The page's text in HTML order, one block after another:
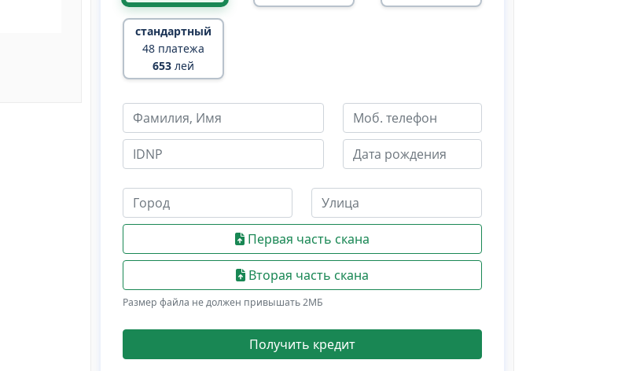
стандартный
48 платежа
653 лей
Первая часть скана
Вторая часть скана
Размер файла не должен привышать 2МБ
Получить кредит